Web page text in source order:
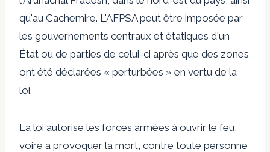
qu'au Cachemire. L'AFPSA peut être imposée par
les gouvernements centraux et étatiques d'un
État ou de parties de celui-ci après que des zones
ont été déclarées « perturbées » en vertu de la
loi.
La loi autorise les forces armées à ouvrir le feu,
voire à provoquer la mort, contre toute personne